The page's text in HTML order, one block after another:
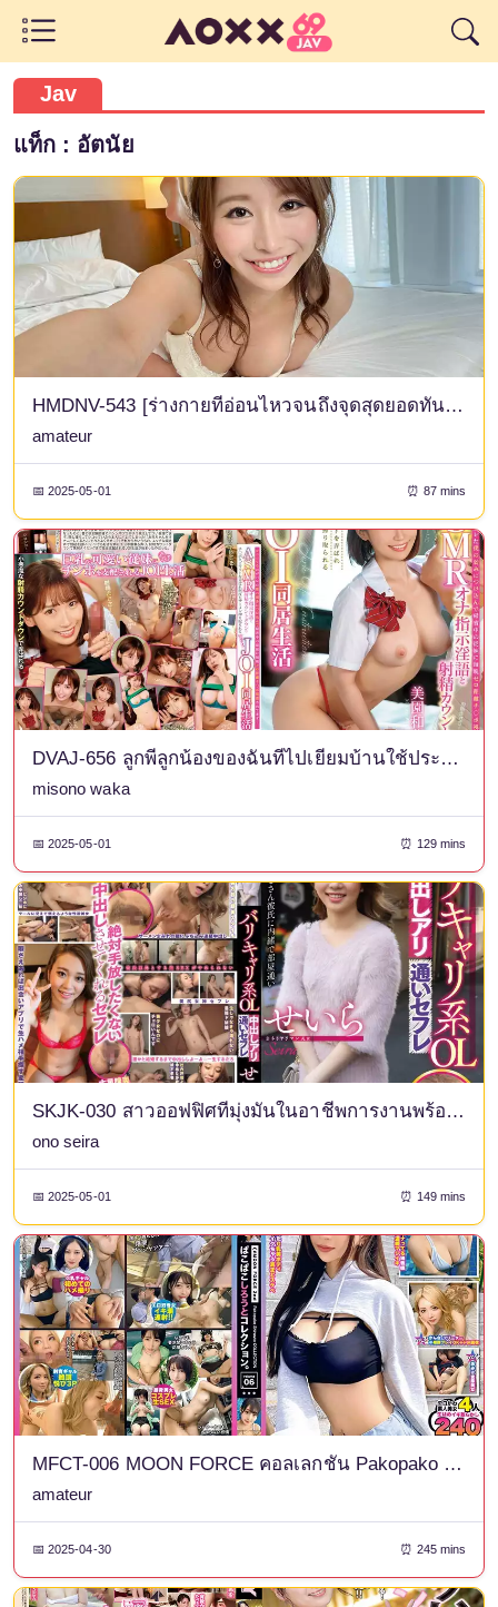
Jav
แท็ก : อัตนัย
HMDNV-543 [ร่างกายที่อ่อนไหวจนถึงจุดสุดยอดทันที] หญิงสาววัย 30 ปีที่แต่งงานแล้วที่เป็นคนสะอาดสะอ้านราวกับเป็นผู้ประกาศข่าว วิดีโอหลุดของการมีเซ็กส์แบบฮาร์ดคอร์กับหนุ่มหล่ออายุน้อยกว่าที่เธอพบในแอป Sugar Mommy ซึ่งส่งผลให้มีจุดสุดยอดจริงๆ [เขาเซ็กซี่มาก! - -
amateur
📅 2025-05-01 ⏰ 87 mins
DVAJ-656 ลูกพี่ลูกน้องของฉันที่ไปเยี่ยมบ้านใช้ประโยชน์จากจุดอ่อนของฉันที่ถูกจับได้ว่ากำลังช่วยตัวเองและจ้องมองที่จู๋ของฉันจากระยะที่ห่างทุกคืน... เธอเล่นกับจู๋และความภาคภูมิใจของฉันด้วยคำแนะนำการสำเร็จความใคร่แบบ ASMR และการนับถอยหลังการหลั่ง เธอรีดน้ำอสุจิของฉันซ้ำแล้วซ้ำเล่าในชีวิต JOI ที่เป็นปีศาจตัวน้อยนี้ - Waka Misono
misono waka
📅 2025-05-01 ⏰ 129 mins
SKJK-030 สาวออฟฟิศที่มุ่งมั่นในอาชีพการงานพร้อมเพื่อนเซ็กส์ที่ชอบมีเซ็กส์กับเซอิระ โอโนะ เซอิระ
ono seira
📅 2025-05-01 ⏰ 149 mins
MFCT-006 MOON FORCE คอลเลกชัน Pakopako สมัครเล่นครั้งที่ 2 เล่มที่ 06
amateur
📅 2025-04-30 ⏰ 245 mins